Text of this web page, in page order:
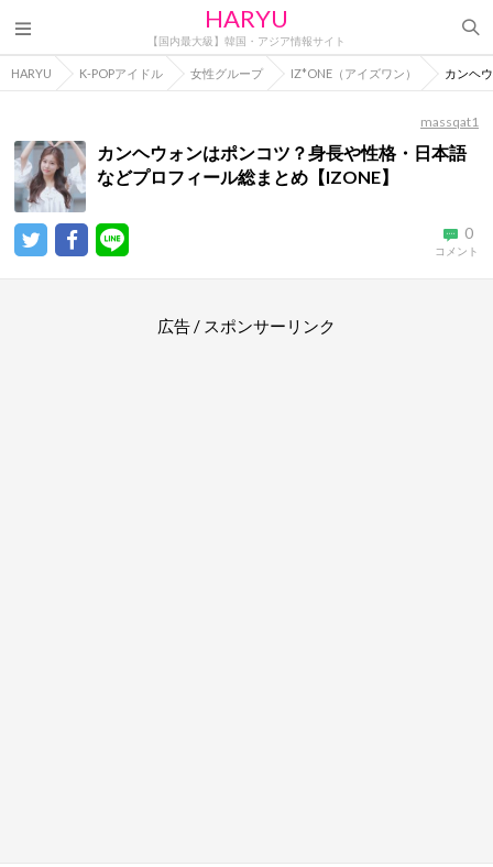
HARYU
【国内最大級】韓国・アジア情報サイト
HARYU K-POPアイドル 女性グループ IZ*ONE（アイズワン） カンヘ
massqat1
カンヘウォンはポンコツ？身長や性格・日本語
などプロフィール総まとめ【IZONE】
0
コメント
広告 / スポンサーリンク